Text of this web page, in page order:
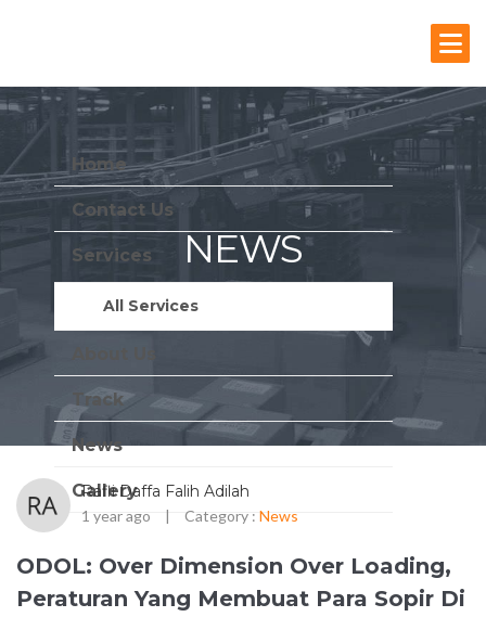
Home
Contact Us
Services
All Services
Track
News
Gallery
NEWS
Stay Update With Us
Rafli Daffa Falih Adilah
1 year ago | Category : News
ODOL: Over Dimension Over Loading,
Peraturan Yang Membuat Para Sopir Di